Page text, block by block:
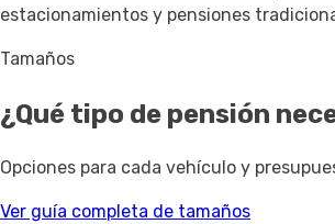
estacionamientos y pensiones
Tamaños
¿Qué tipo de pensión
Opciones para cada vehículo y
Ver guía completa de tamaños